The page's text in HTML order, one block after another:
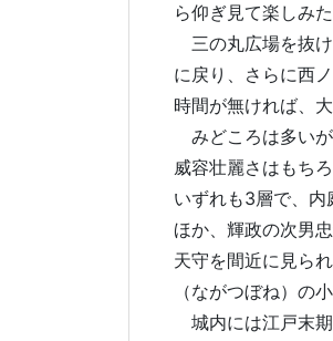
ら仰ぎ見て楽しみた
三の丸広場を抜
に戻り、さらに西
時間が無ければ、
みどころは多い
威容壮麗さはもち
いずれも3層で、
ほか、輝政の次男
天守を間近に見ら
（ながつぼね）の
城内には江戸末